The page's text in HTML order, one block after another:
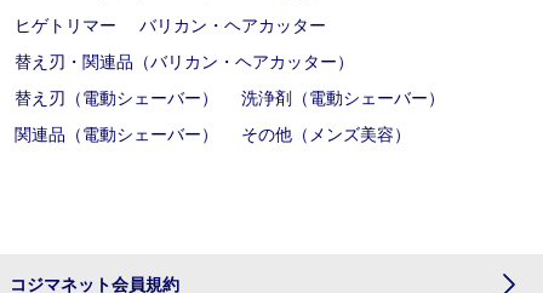
ヒゲトリマー
バリカン・ヘアカッター
替え刃・関連品（バリカン・ヘアカッター）
替え刃（電動シェーバー）
洗浄剤（電動シェーバー）
関連品（電動シェーバー）
その他（メンズ美容）
コジマネット会員規約